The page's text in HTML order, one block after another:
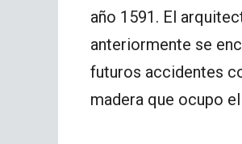
año 1591. El
anteriormente se
futuros accidentes
madera que ocupo